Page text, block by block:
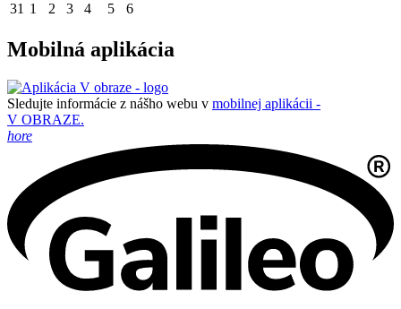
31 1 2 3 4 5 6
Mobilná aplikácia
Sledujte informácie z nášho webu v mobilnej aplikácii -
V OBRAZE.
hore